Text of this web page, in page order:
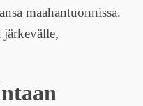
maahantuonnissa.
järkevälle,